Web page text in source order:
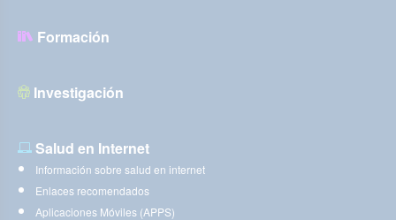
Formación
Investigación
Salud en Internet
Información sobre salud en internet
Enlaces recomendados
Aplicaciones Móviles (APPS)